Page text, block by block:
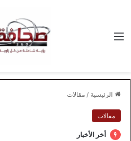
الرئيسية / مقالات
مقالات
أخر الأخبار